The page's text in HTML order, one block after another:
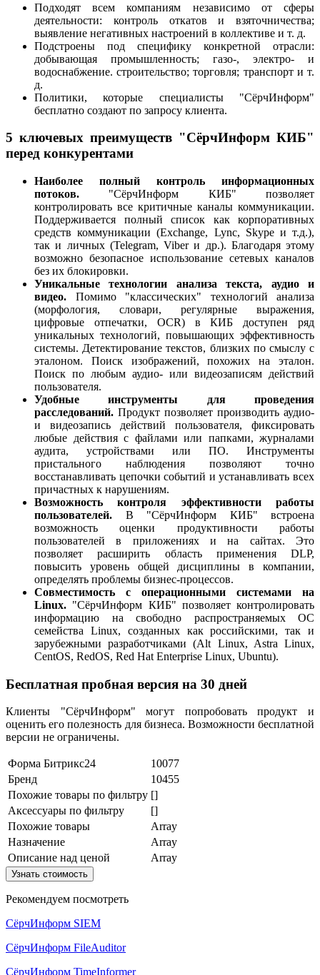
Подходят всем компаниям независимо от сферы
деятельности: контроль откатов и взяточничества;
выявление негативных настроений в коллективе и т. д.
Подстроены под специфику конкретной отрасли:
добывающая промышленность; газо-, электро- и
водоснабжение. строительство; торговля; транспорт и т.
д.
Политики, которые специалисты "СёрчИнформ"
бесплатно создают по запросу клиента.
5 ключевых преимуществ "СёрчИнформ КИБ"
перед конкурентами
Наиболее полный контроль информационных
потоков. "СёрчИнформ КИБ" позволяет
контролировать все критичные каналы коммуникации.
Поддерживается полный список как корпоративных
средств коммуникации (Exchange, Lync, Skype и т.д.),
так и личных (Telegram, Viber и др.). Благодаря этому
возможно безопасное использование сетевых каналов
без их блокировки.
Уникальные технологии анализа текста, аудио и
видео. Помимо "классических" технологий анализа
(морфология, словари, регулярные выражения,
цифровые отпечатки, OCR) в КИБ доступен ряд
уникальных технологий, повышающих эффективность
системы. Детектирование текстов, близких по смыслу с
эталоном. Поиск изображений, похожих на эталон.
Поиск по любым аудио- или видеозаписям действий
пользователя.
Удобные инструменты для проведения
расследований. Продукт позволяет производить аудио-
и видеозапись действий пользователя, фиксировать
любые действия с файлами или папками, журналами
аудита, устройствами или ПО. Инструменты
пристального наблюдения позволяют точно
восстанавливать цепочки событий и устанавливать всех
причастных к нарушениям.
Возможность контроля эффективности работы
пользователей. В "СёрчИнформ КИБ" встроена
возможность оценки продуктивности работы
пользователей в приложениях и на сайтах. Это
позволяет расширить область применения DLP,
повысить уровень общей дисциплины в компании,
определять проблемы бизнес-процессов.
Совместимость с операционными системами на
Linux. "СёрчИнформ КИБ" позволяет контролировать
информацию на свободно распространяемых ОС
семейства Linux, созданных как российскими, так и
зарубежными разработчиками (Alt Linux, Astra Linux,
CentOS, RedOS, Red Hat Enterprise Linux, Ubuntu).
Бесплатная пробная версия на 30 дней
Клиенты "СёрчИнформ" могут попробовать продукт и
оценить его полезность для бизнеса. Возможности бесплатной
версии не ограничены.
Форма Битрикс24
10077
Бренд
10455
Похожие товары по фильтру []
Аксессуары по фильтру
[]
Похожие товары
Array
Назначение
Array
Описание над ценой
Array
Узнать стоимость
Рекомендуем посмотреть
СёрчИнформ SIEM
СёрчИнформ FileAuditor
СёрчИнформ TimeInformer